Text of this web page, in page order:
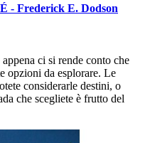
- Frederick E. Dodson
ci si rende conto che
opzioni da esplorare. Le
considerarle destini, o
che scegliete è frutto del